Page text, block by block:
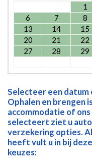
1
6
7 8
13
14 15
20
21 22
27
28 29
Selecteer een datum
Ophalen en brengen
accommodatie of
selecteert ziet u
verzekering opties.
heeft vult u in bij
keuzes: